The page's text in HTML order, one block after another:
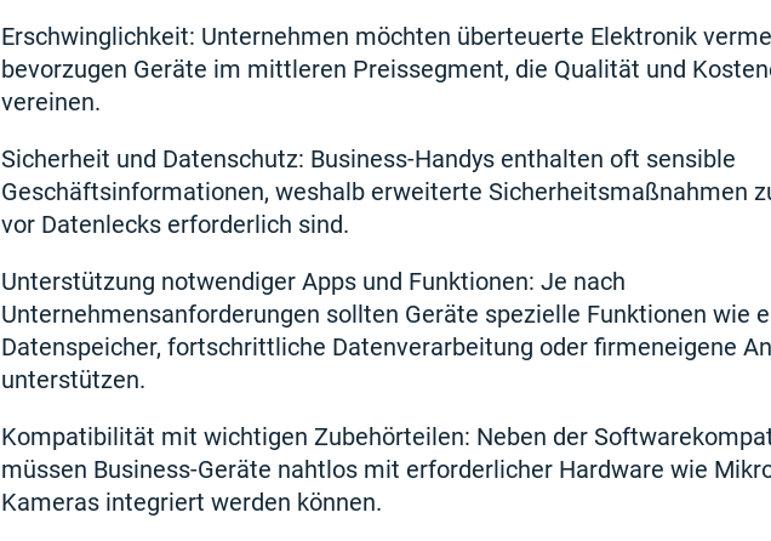
Erschwinglichkeit: Unternehmen möchten überteuerte Elektronik
bevorzugen Geräte im mittleren Preissegment, die Qualität und
vereinen.
Sicherheit und Datenschutz: Business-Handys enthalten oft sensible
Geschäftsinformationen, weshalb erweiterte Sicherheitsmaßnahmen
vor Datenlecks erforderlich sind.
Unterstützung notwendiger Apps und Funktionen: Je nach
Unternehmensanforderungen sollten Geräte spezielle Funktionen wie
Datenspeicher, fortschrittliche Datenverarbeitung oder firmeneigene
unterstützen.
Kompatibilität mit wichtigen Zubehörteilen: Neben der
müssen Business-Geräte nahtlos mit erforderlicher Hardware wie
Kameras integriert werden können.